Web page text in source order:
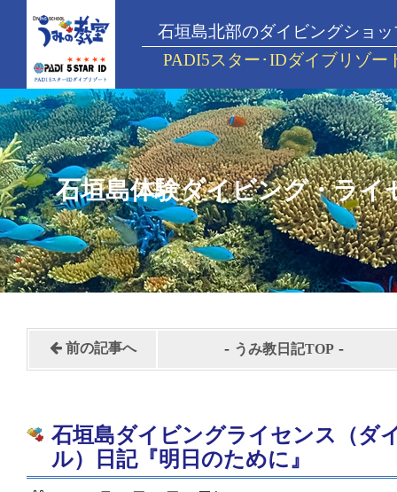
石垣島北部のダイビングショッ
PADI5スター･IDダイブリゾー
石垣島体験ダイビング・ライ
前の記事へ - うみ教日記TOP -
石垣島ダイビングライセンス（ダ
ル）日記『明日のために』